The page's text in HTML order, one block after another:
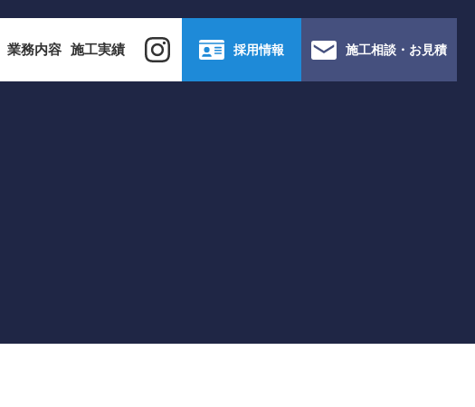
業務内容 施工実績 採用情報 施工相談・お見積